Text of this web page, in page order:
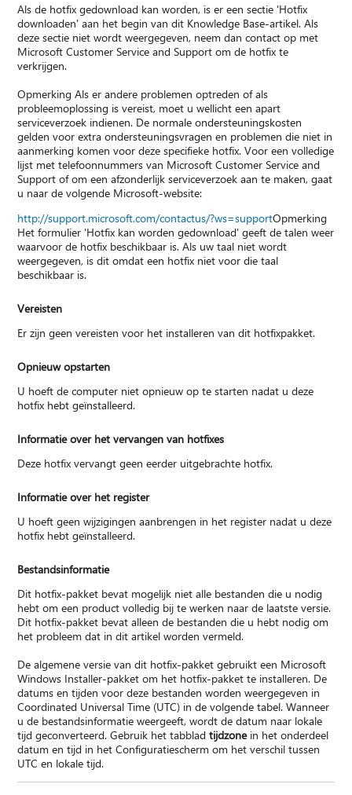
Als de hotfix gedownload kan worden, is er een sectie 'Hotfix
downloaden' aan het begin van dit Knowledge Base-artikel. Als
deze sectie niet wordt weergegeven, neem dan contact op met
Microsoft Customer Service and Support om de hotfix te
verkrijgen.
Opmerking Als er andere problemen optreden of als
probleemoplossing is vereist, moet u wellicht een apart
serviceverzoek indienen. De normale ondersteuningskosten
gelden voor extra ondersteuningsvragen en problemen die niet in
aanmerking komen voor deze specifieke hotfix. Voor een volledige
lijst met telefoonnummers van Microsoft Customer Service and
Support of om een afzonderlijk serviceverzoek aan te maken, gaat
u naar de volgende Microsoft-website:
http://support.microsoft.com/contactus/?ws=supportOpmerking
Het formulier 'Hotfix kan worden gedownload' geeft de talen weer
waarvoor de hotfix beschikbaar is. Als uw taal niet wordt
weergegeven, is dit omdat een hotfix niet voor die taal
beschikbaar is.
Vereisten
Er zijn geen vereisten voor het installeren van dit hotfixpakket.
Opnieuw opstarten
U hoeft de computer niet opnieuw op te starten nadat u deze
hotfix hebt geïnstalleerd.
Informatie over het vervangen van hotfixes
Deze hotfix vervangt geen eerder uitgebrachte hotfix.
Informatie over het register
U hoeft geen wijzigingen aanbrengen in het register nadat u deze
hotfix hebt geïnstalleerd.
Bestandsinformatie
Dit hotfix-pakket bevat mogelijk niet alle bestanden die u nodig
hebt om een product volledig bij te werken naar de laatste versie.
Dit hotfix-pakket bevat alleen de bestanden die u hebt nodig om
het probleem dat in dit artikel worden vermeld.
De algemene versie van dit hotfix-pakket gebruikt een Microsoft
Windows Installer-pakket om het hotfix-pakket te installeren. De
datums en tijden voor deze bestanden worden weergegeven in
Coordinated Universal Time (UTC) in de volgende tabel. Wanneer
u de bestandsinformatie weergeeft, wordt de datum naar lokale
tijd geconverteerd. Gebruik het tabbladtijdzonein het onderdeel
datum en tijd in het Configuratiescherm om het verschil tussen
UTC en lokale tijd.